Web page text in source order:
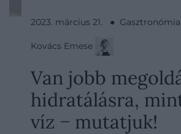
2023. március 21. ● Gasztronómia
Kovács Emese
Van jobb
hidratálásra,
víz − mutatjuk!